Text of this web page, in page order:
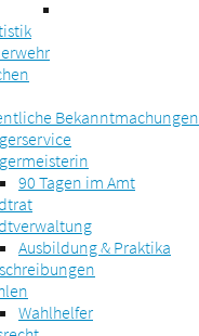
Bekanntmachungen
90 Tagen im Amt
Ausbildung & Praktika
Wahlhelfer